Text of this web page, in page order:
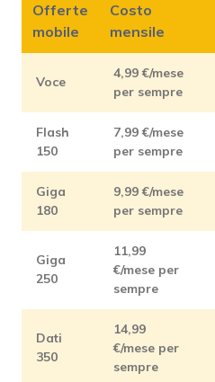
Offerte
mobile
Costo
mensile
Voce
4,99 €/mese
per sempre
Flash
150
7,99 €/mese
per sempre
Giga
180
9,99 €/mese
per sempre
Giga
250
11,99
€/mese per
sempre
Dati
350
14,99
€/mese per
sempre